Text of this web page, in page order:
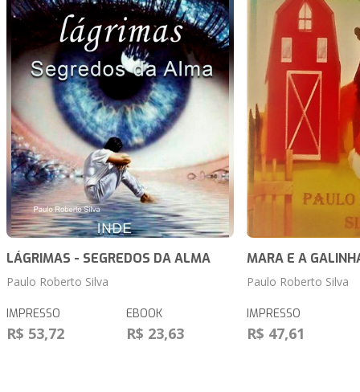
LÁGRIMAS - SEGREDOS DA ALMA
Paulo Roberto Silva
IMPRESSO
R$ 53,72
EBOOK
R$ 23,63
MARA E A
Paulo Roberto Silva
IMPRESSO
R$ 47,61